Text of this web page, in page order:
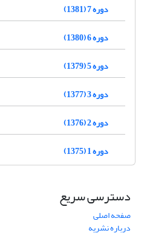
دوره 7 (1381)
دوره 6 (1380)
دوره 5 (1379)
دوره 3 (1377)
دوره 2 (1376)
دوره 1 (1375)
دسترسی سریع
صفحه اصلی
درباره نشریه